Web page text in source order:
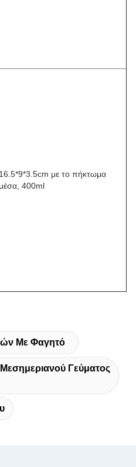
16.5*9*3.5cm με το πήκτωμα
μέσα, 400ml
Με Φαγητό
Γεύματος